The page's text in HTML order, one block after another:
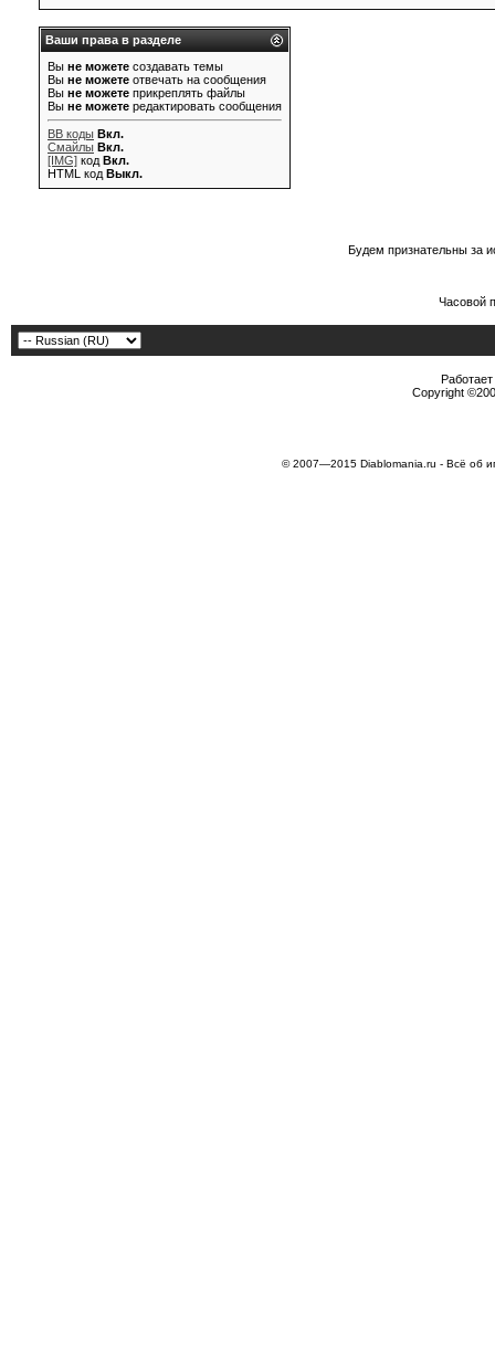
Ваши права в разделе
Вы не можете создавать темы
Вы не можете отвечать на сообщения
Вы не можете прикреплять файлы
Вы не можете редактировать сообщения
BB коды Вкл.
Смайлы Вкл.
[IMG] код Вкл.
HTML код Выкл.
Будем признательны за
Часовой
Copyright
© 2007—2015 Diablomania.ru - Всё об